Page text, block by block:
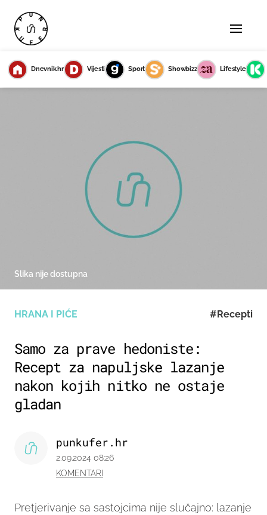
Dnevnik.hr Vijesti Sport Showbizz Lifestyle
HRANA I PIĆE #Recepti
Samo za prave hedoniste:
Recept za napuljske lazanje
nakon kojih nitko ne ostaje
gladan
Pretjerivanje sa sastojcima nije slučajno: lazanje
punkufer.hr
2.09.2024 08:26
KOMENTARI
Slika nije dostupna